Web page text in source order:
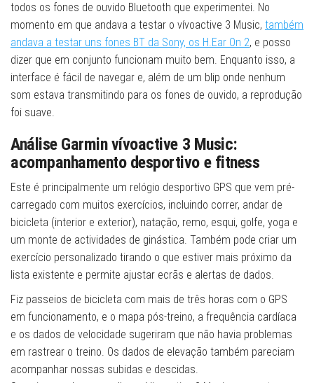
todos os fones de ouvido Bluetooth que experimentei. No
momento em que andava a testar o vívoactive 3 Music, também
andava a testar uns fones BT da Sony, os H.Ear On 2, e posso
dizer que em conjunto funcionam muito bem. Enquanto isso, a
interface é fácil de navegar e, além de um blip onde nenhum
som estava transmitindo para os fones de ouvido, a reprodução
foi suave.
Análise Garmin vívoactive 3 Music:
acompanhamento desportivo e fitness
Este é principalmente um relógio desportivo GPS que vem pré-
carregado com muitos exercícios, incluindo correr, andar de
bicicleta (interior e exterior), natação, remo, esqui, golfe, yoga e
um monte de actividades de ginástica. Também pode criar um
exercício personalizado tirando o que estiver mais próximo da
lista existente e permite ajustar ecrãs e alertas de dados.
Fiz passeios de bicicleta com mais de três horas com o GPS
em funcionamento, e o mapa pós-treino, a frequência cardíaca
e os dados de velocidade sugeriram que não havia problemas
em rastrear o treino. Os dados de elevação também pareciam
acompanhar nossas subidas e descidas.